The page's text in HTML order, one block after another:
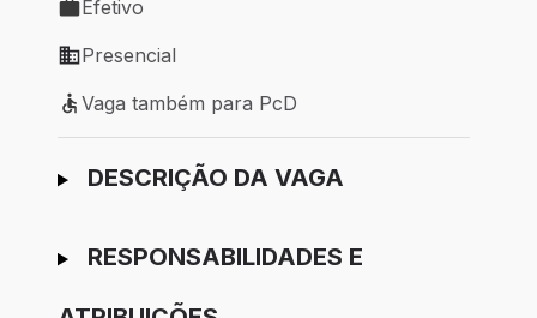
Tipo de vaga: Efetivo
Efetivo
Modelo de trabalho: Presencial
Presencial
Vaga também para PcD
Vaga também para PcD
Ir para candidatura
DESCRIÇÃO DA VAGA
RESPONSABILIDADES E